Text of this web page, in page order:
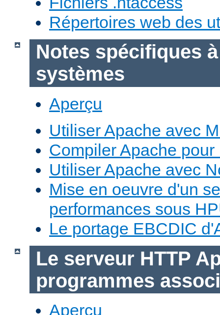
Répertoires web des
Notes spécifiques
systèmes
Aperçu
Utiliser Apache avec
Compiler Apache
Utiliser Apache avec
Mise en oeuvre d'un
performances sous
Le portage EBCDIC
Le serveur HTTP
programmes
Aperçu